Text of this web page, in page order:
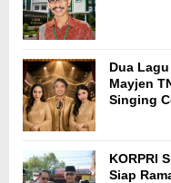
Dua
Mayjen
Singing
KORPRI
Siap